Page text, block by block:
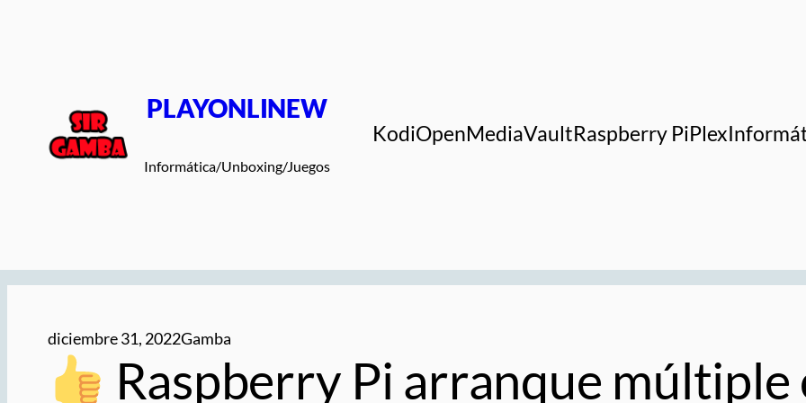
PLAYONLINEW
Informática/Unboxing/Juegos
KodiOpenMediaVaultRaspberry PiPlex
diciembre 31, 2022Gamba
Raspberry Pi arranque múltiple